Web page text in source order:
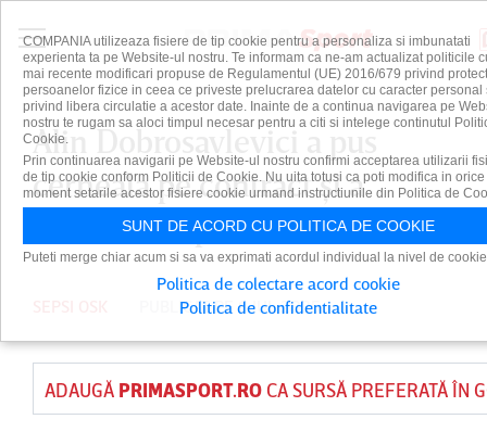
Alin Dobrosavlevici a pus
cerneala pe contract şi a
semnat! Surpriză mare
PUBLICAT PE 8 IUL 2025
ADAUGĂ PRIMASPORT.ROCA SURSĂ PREFERATĂ ÎN
COMPANIA utilizeaza fisiere de tip cookie pentru a personaliza si imbunatati
experienta ta pe Website-ul nostru. Te informam ca ne-am actualizat politicile
mai recente modificari propuse de Regulamentul (UE) 2016/679 privind
persoanelor fizice in ceea ce priveste prelucrarea datelor cu caracter personal
privind libera circulatie a acestor date. Inainte de a continua navigarea pe
nostru te rugam sa aloci timpul necesar pentru a citi si intelege continutul
Cookie.
Prin continuarea navigarii pe Website-ul nostru confirmi acceptarea utilizarii
de tip cookie conform Politicii de Cookie. Nu uita totusi ca poti modifica in orice
moment setarile acestor fisiere cookie urmand instructiunile din Politica de
SUNT DE ACORD CU POLITICA DE COOKIE
Puteti merge chiar acum si sa va exprimati acordul individual la nivel de
Politica de colectare acord cookie
Politica de confidentialitate